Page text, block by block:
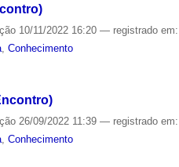
10/11/2022 16:20— registrado em:
,Conhecimento
26/09/2022 11:39— registrado em:
,Conhecimento